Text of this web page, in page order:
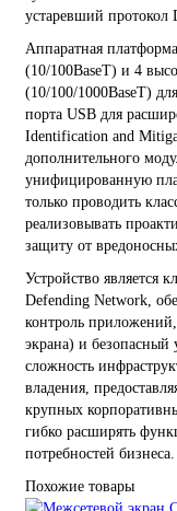
устаревший протокол
Аппаратная
(10/100BaseT) и 4
(10/100/1000BaseT)
порта USB для
Identification and
дополнительного
унифицированную
только проводить
реализовывать
защиту от
Устройство является
Defending Network,
контроль
экрана) и безопасный
сложность
владения,
крупных
гибко расширять
потребностей бизнеса.
Похожие товары